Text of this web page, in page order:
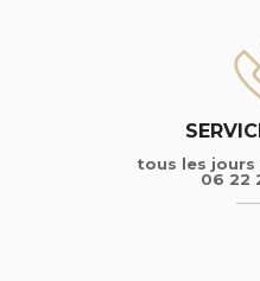
tous les jours
06 22